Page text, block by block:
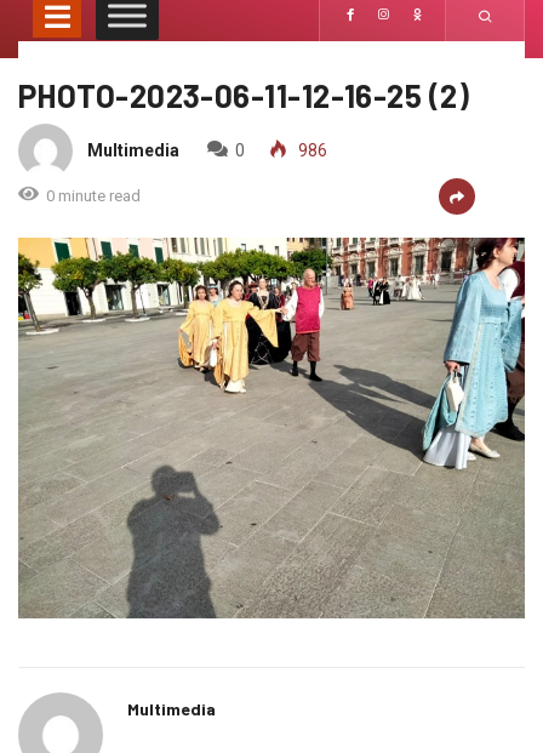
Home Media PHOTO-2023-06-11-12-16-25 (2)
PHOTO-2023-06-11-12-16-25 (2)
Multimedia 0 986
0 minute read
Multimedia